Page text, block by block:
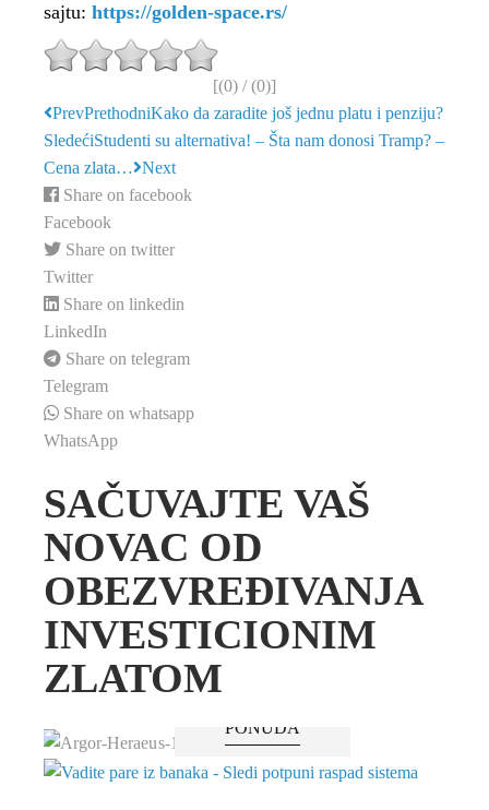
sajtu: https://golden-space.rs/
[(0) / (0)]
PrevPrethodniKako da zaradite još jednu platu i penziju?
SledećiStudenti su alternativa! – Šta nam donosi Tramp? –
Cena zlata… Next
Share on facebook
Facebook
Share on twitter
Twitter
Share on linkedin
LinkedIn
Share on telegram
Telegram
Share on whatsapp
WhatsApp
SAČUVAJTE VAŠ
NOVAC OD
OBEZVREĐIVANJA
INVESTICIONIM
ZLATOM
PONUDA